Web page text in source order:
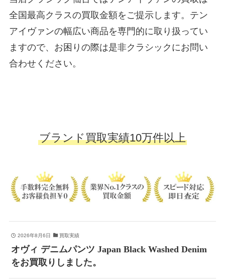
全国最高クラスの買取金額をご提示します。テン
アイヴァンの幅広い商品を専門的に取り扱ってい
ますので、お困りの際は是非クラシックにお問い
合わせください。
ブランド買取実績10万件以上
2026年8月6日 買取実績
オヴィ デニムパンツ Japan Black Washed Denim
をお買取りしました。